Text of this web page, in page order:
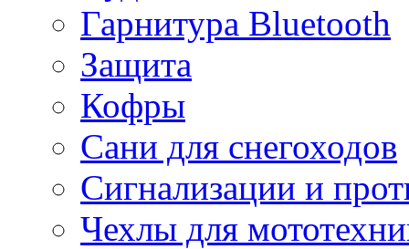
Гарнитура Bluetooth
Защита
Кофры
Сани для снегоходов
Сигнализации и
Чехлы для